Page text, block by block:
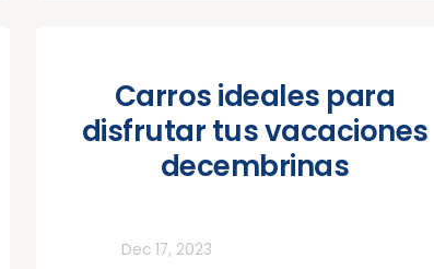
Carros ideales para
disfrutar tus vacaciones
decembrinas
Dec 17, 2023